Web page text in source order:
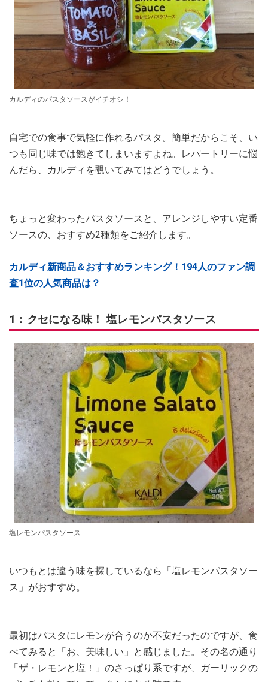
カルディのパスタソースがイチオシ！
自宅での食事で気軽に作れるパスタ。簡単だからこそ、い
つも同じ味では飽きてしまいますよね。レパートリーに悩
んだら、カルディを覗いてみてはどうでしょう。
ちょっと変わったパスタソースと、アレンジしやすい定番
ソースの、おすすめ2種類をご紹介します。
カルディ新商品＆おすすめランキング！194人のファン調
査1位の人気商品は？
1：クセになる味！ 塩レモンパスタソース
塩レモンパスタソース
いつもとは違う味を探しているなら「塩レモンパスタソー
ス」がおすすめ。
最初はパスタにレモンが合うのか不安だったのですが、食
べてみると「お、美味しい」と感じました。その名の通り
「ザ・レモンと塩！」のさっぱり系ですが、ガーリックの